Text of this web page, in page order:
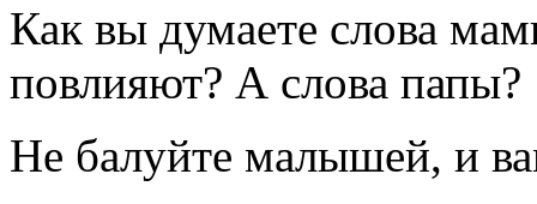
Как вы думаете слова
повлияют? А слова папы?
Не балуйте малышей, и